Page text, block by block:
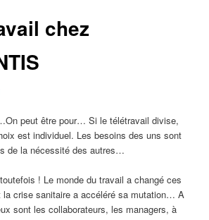
chez
peut être pour… Si le télétravail divise,
est individuel. Les besoins des uns sont
de la nécessité des autres…
! Le monde du travail a changé ces
la crise sanitaire a accéléré sa mutation… A
sont les collaborateurs, les managers, à